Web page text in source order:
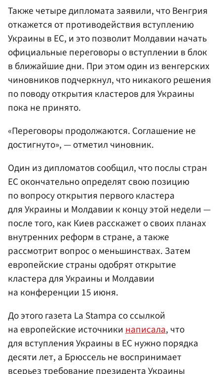
Также четыре дипломата заявили, что Венгрия
откажется от противодействия вступлению
Украины в ЕС, и это позволит Молдавии начать
официальные переговоры о вступлении в блок
в ближайшие дни. При этом один из венгерских
чиновников подчеркнул, что никакого решения
по поводу открытия кластеров для Украины
пока не принято.
«Переговоры продолжаются. Соглашение не
достигнуто», — отметил чиновник.
Один из дипломатов сообщил, что послы стран
ЕС окончательно определят свою позицию
по вопросу открытия первого кластера
для Украины и Молдавии к концу этой недели —
после того, как Киев расскажет о своих планах
внутренних реформ в стране, а также
рассмотрит вопрос о меньшинствах. Затем
европейские страны одобрят открытие
кластера для Украины и Молдавии
на конференции 15 июня.
До этого газета La Stampa со ссылкой
на европейские источникинаписала, что
для вступления Украины в ЕС нужно порядка
десяти лет, а Брюссель не воспринимает
всерьез требование президента Украины